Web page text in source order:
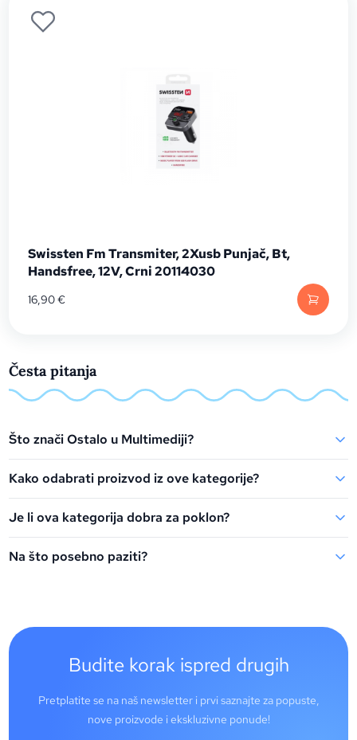
Swissten Fm Transmiter, 2Xusb Punjač, Bt,
Handsfree, 12V, Crni 20114030
16,90€
Česta pitanja
Što znači Ostalo u Multimediji?
Kako odabrati proizvod iz ove kategorije?
Je li ova kategorija dobra za poklon?
Na što posebno paziti?
Budite korak ispred drugih
Pretplatite se na naš newsletter i prvi saznajte za popuste,
nove proizvode i ekskluzivne ponude!